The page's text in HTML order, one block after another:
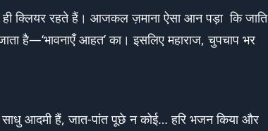
क्लियर रहते हैं। आजकल ज़माना ऐसा आन पड़ा कि जाति
है—‘भावनाएँ आहत’ का। इसलिए महाराज, चुपचाप भर
आदमी हैं, जात-पांत पूछे न कोई… हरि भजन किया और